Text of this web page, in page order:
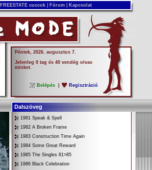
FREESTATE cuccok Fórum Kapcsolat
Péntek, 2026. augusztus 7.
Jelenleg 0 tag és 40 vendég olvas
minket.
Belépés Regisztráció
Dalszöveg
1981 Speak & Spell
1982 A Broken Frame
1983 Construction Time Again
1984 Some Great Reward
1985 The Singles 81>85
1986 Black Celebration